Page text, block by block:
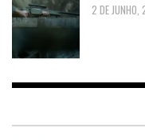
2 DE